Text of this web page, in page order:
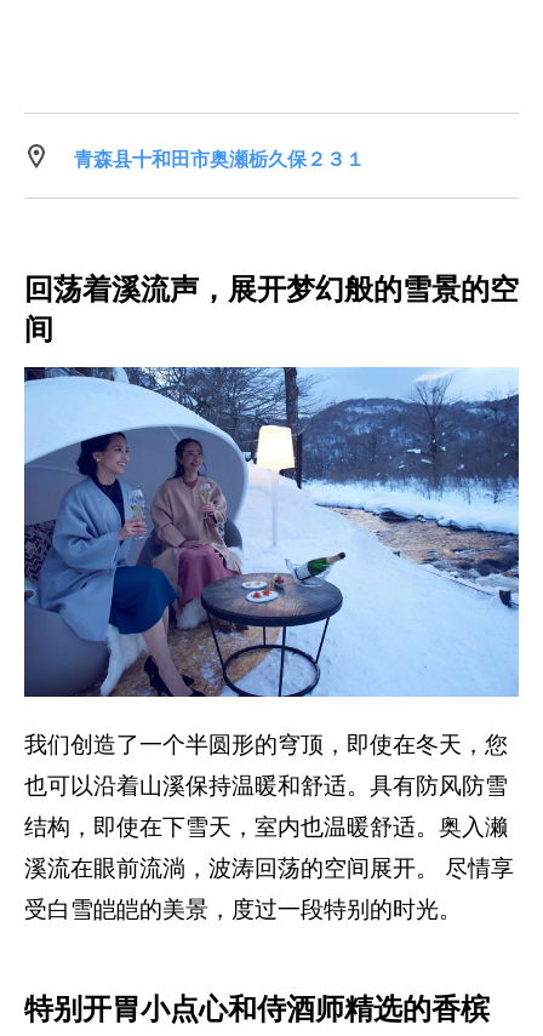
青森县十和田市奥瀬栃久保２３１
回荡着溪流声，展开梦幻般的雪景的空
间
我们创造了一个半圆形的穹顶，即使在冬天，您
也可以沿着山溪保持温暖和舒适。具有防风防雪
结构，即使在下雪天，室内也温暖舒适。奥入濑
溪流在眼前流淌，波涛回荡的空间展开。 尽情享
受白雪皑皑的美景，度过一段特别的时光。
特别开胃小点心和侍酒师精选的香槟